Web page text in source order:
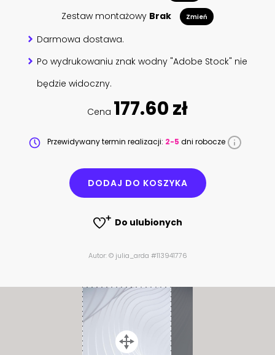
Zestaw montażowy Brak Zmień
Darmowa dostawa.
Po wydrukowaniu znak wodny "Adobe Stock" nie
będzie widoczny.
Cena 177.60 zł
Przewidywany termin realizacji: 2-5 dni robocze
DODAJ DO KOSZYKA
Do ulubionych
Autor: © julia_arda #113941776